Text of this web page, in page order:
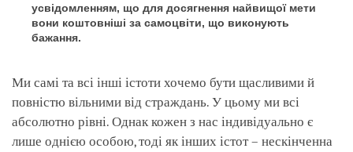
усвідомленням, що для досягнення найвищої мети
вони коштовніші за самоцвіти, що виконують
бажання.
Ми самі та всі інші істоти хочемо бути щасливими й
повністю вільними від страждань. У цьому ми всі
абсолютно рівні. Однак кожен з нас індивідуально є
лише однією особою, тоді як інших істот – нескінченна